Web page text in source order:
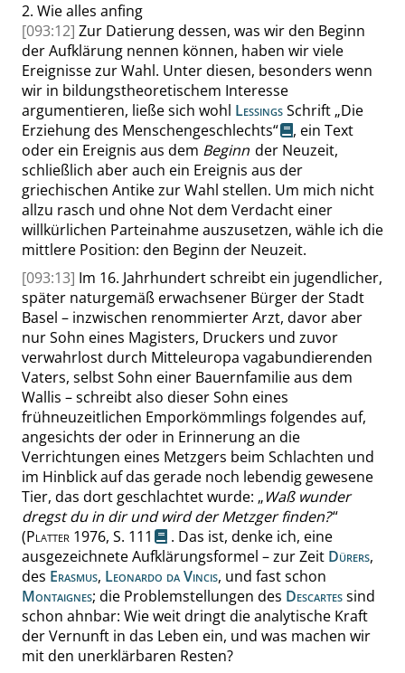
2. Wie alles anfing
[093:12] Zur Datierung dessen, was wir den Beginn
der Aufklärung nennen können, haben wir viele
Ereignisse zur Wahl. Unter diesen, besonders wenn
wir in bildungstheoretischem Interesse
argumentieren, ließe sich wohl LessingsSchrift „Die
Erziehung des Menschengeschlechts“ , ein Text
oder ein Ereignis aus dem Beginn der Neuzeit,
schließlich aber auch ein Ereignis aus der
griechischen Antike zur Wahl stellen. Um mich nicht
allzu rasch und ohne Not dem Verdacht einer
willkürlichen Parteinahme auszusetzen, wähle ich die
mittlere Position: den Beginn der Neuzeit.
[093:13] Im 16. Jahrhundert schreibt ein jugendlicher,
später naturgemäß erwachsener Bürger der Stadt
Basel – inzwischen renommierter Arzt, davor aber
nur Sohn eines Magisters, Druckers und zuvor
verwahrlost durch Mitteleuropa vagabundierenden
Vaters, selbst Sohn einer Bauernfamilie aus dem
Wallis – schreibt also dieser Sohn eines
frühneuzeitlichen Emporkömmlings folgendes auf,
angesichts der oder in Erinnerung an die
Verrichtungen eines Metzgers beim Schlachten und
im Hinblick auf das gerade noch lebendig gewesene
Tier, das dort geschlachtet wurde: „Waß wunder
dregst du in dir und wird der Metzger finden?“
(Platter 1976, S. 111 . Das ist, denke ich, eine
ausgezeichnete Aufklärungsformel – zur Zeit Dürers,
des Erasmus, Leonardo da Vincis, und fast schon
Montaignes; die Problemstellungen des Descartessind
schon ahnbar: Wie weit dringt die analytische Kraft
der Vernunft in das Leben ein, und was machen wir
mit den unerklärbaren Resten?